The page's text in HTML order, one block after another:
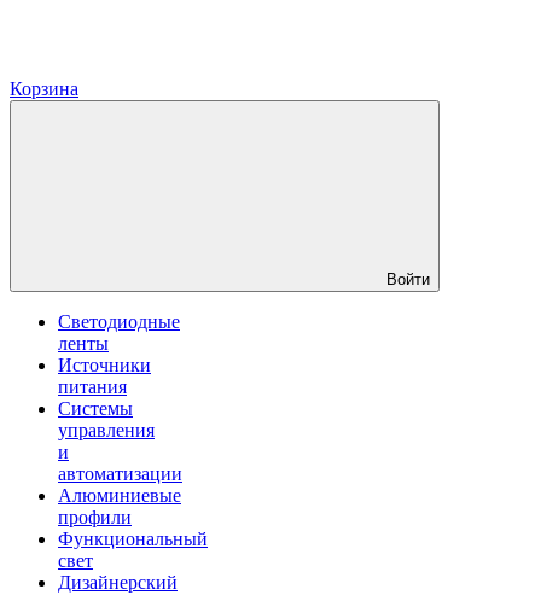
Корзина
Войти
Светодиодные
ленты
Источники
питания
Системы
управления
и
автоматизации
Алюминиевые
профили
Функциональный
свет
Дизайнерский